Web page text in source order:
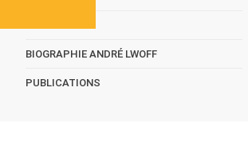
BIOGRAPHIE ANDRÉ LWOFF
PUBLICATIONS